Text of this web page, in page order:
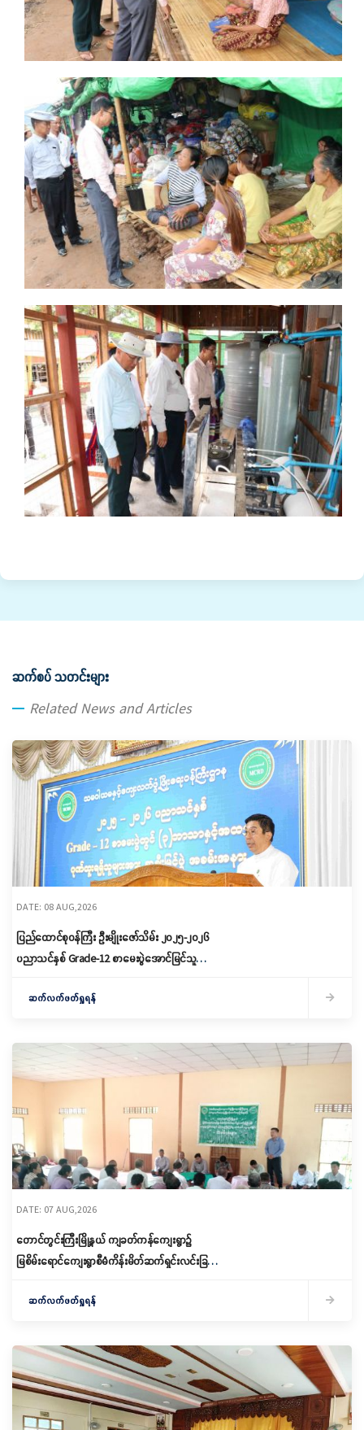
ဆက်စပ် သတင်းများ
Related News and Articles
DATE: 08 AUG,2026
ပြည်ထောင်စုဝန်ကြီး ဦးမျိုးဇော်သိမ်း ၂၀၂၅-၂၀၂၆
ပညာသင်နှစ် Grade-12 စာမေးပွဲအောင်မြင်သူများ
ဆက်လက်ဖတ်ရှုရန်
DATE: 07 AUG,2026
တောင်တွင်းကြီးမြို့နယ် ကျခတ်ကန်ကျေးရွာ၌
မြစိမ်းရောင်ကျေးရွာစီမံကိန်းမိတ်ဆက်ရှင်းလင်းခြင်း
ဆက်လက်ဖတ်ရှုရန်